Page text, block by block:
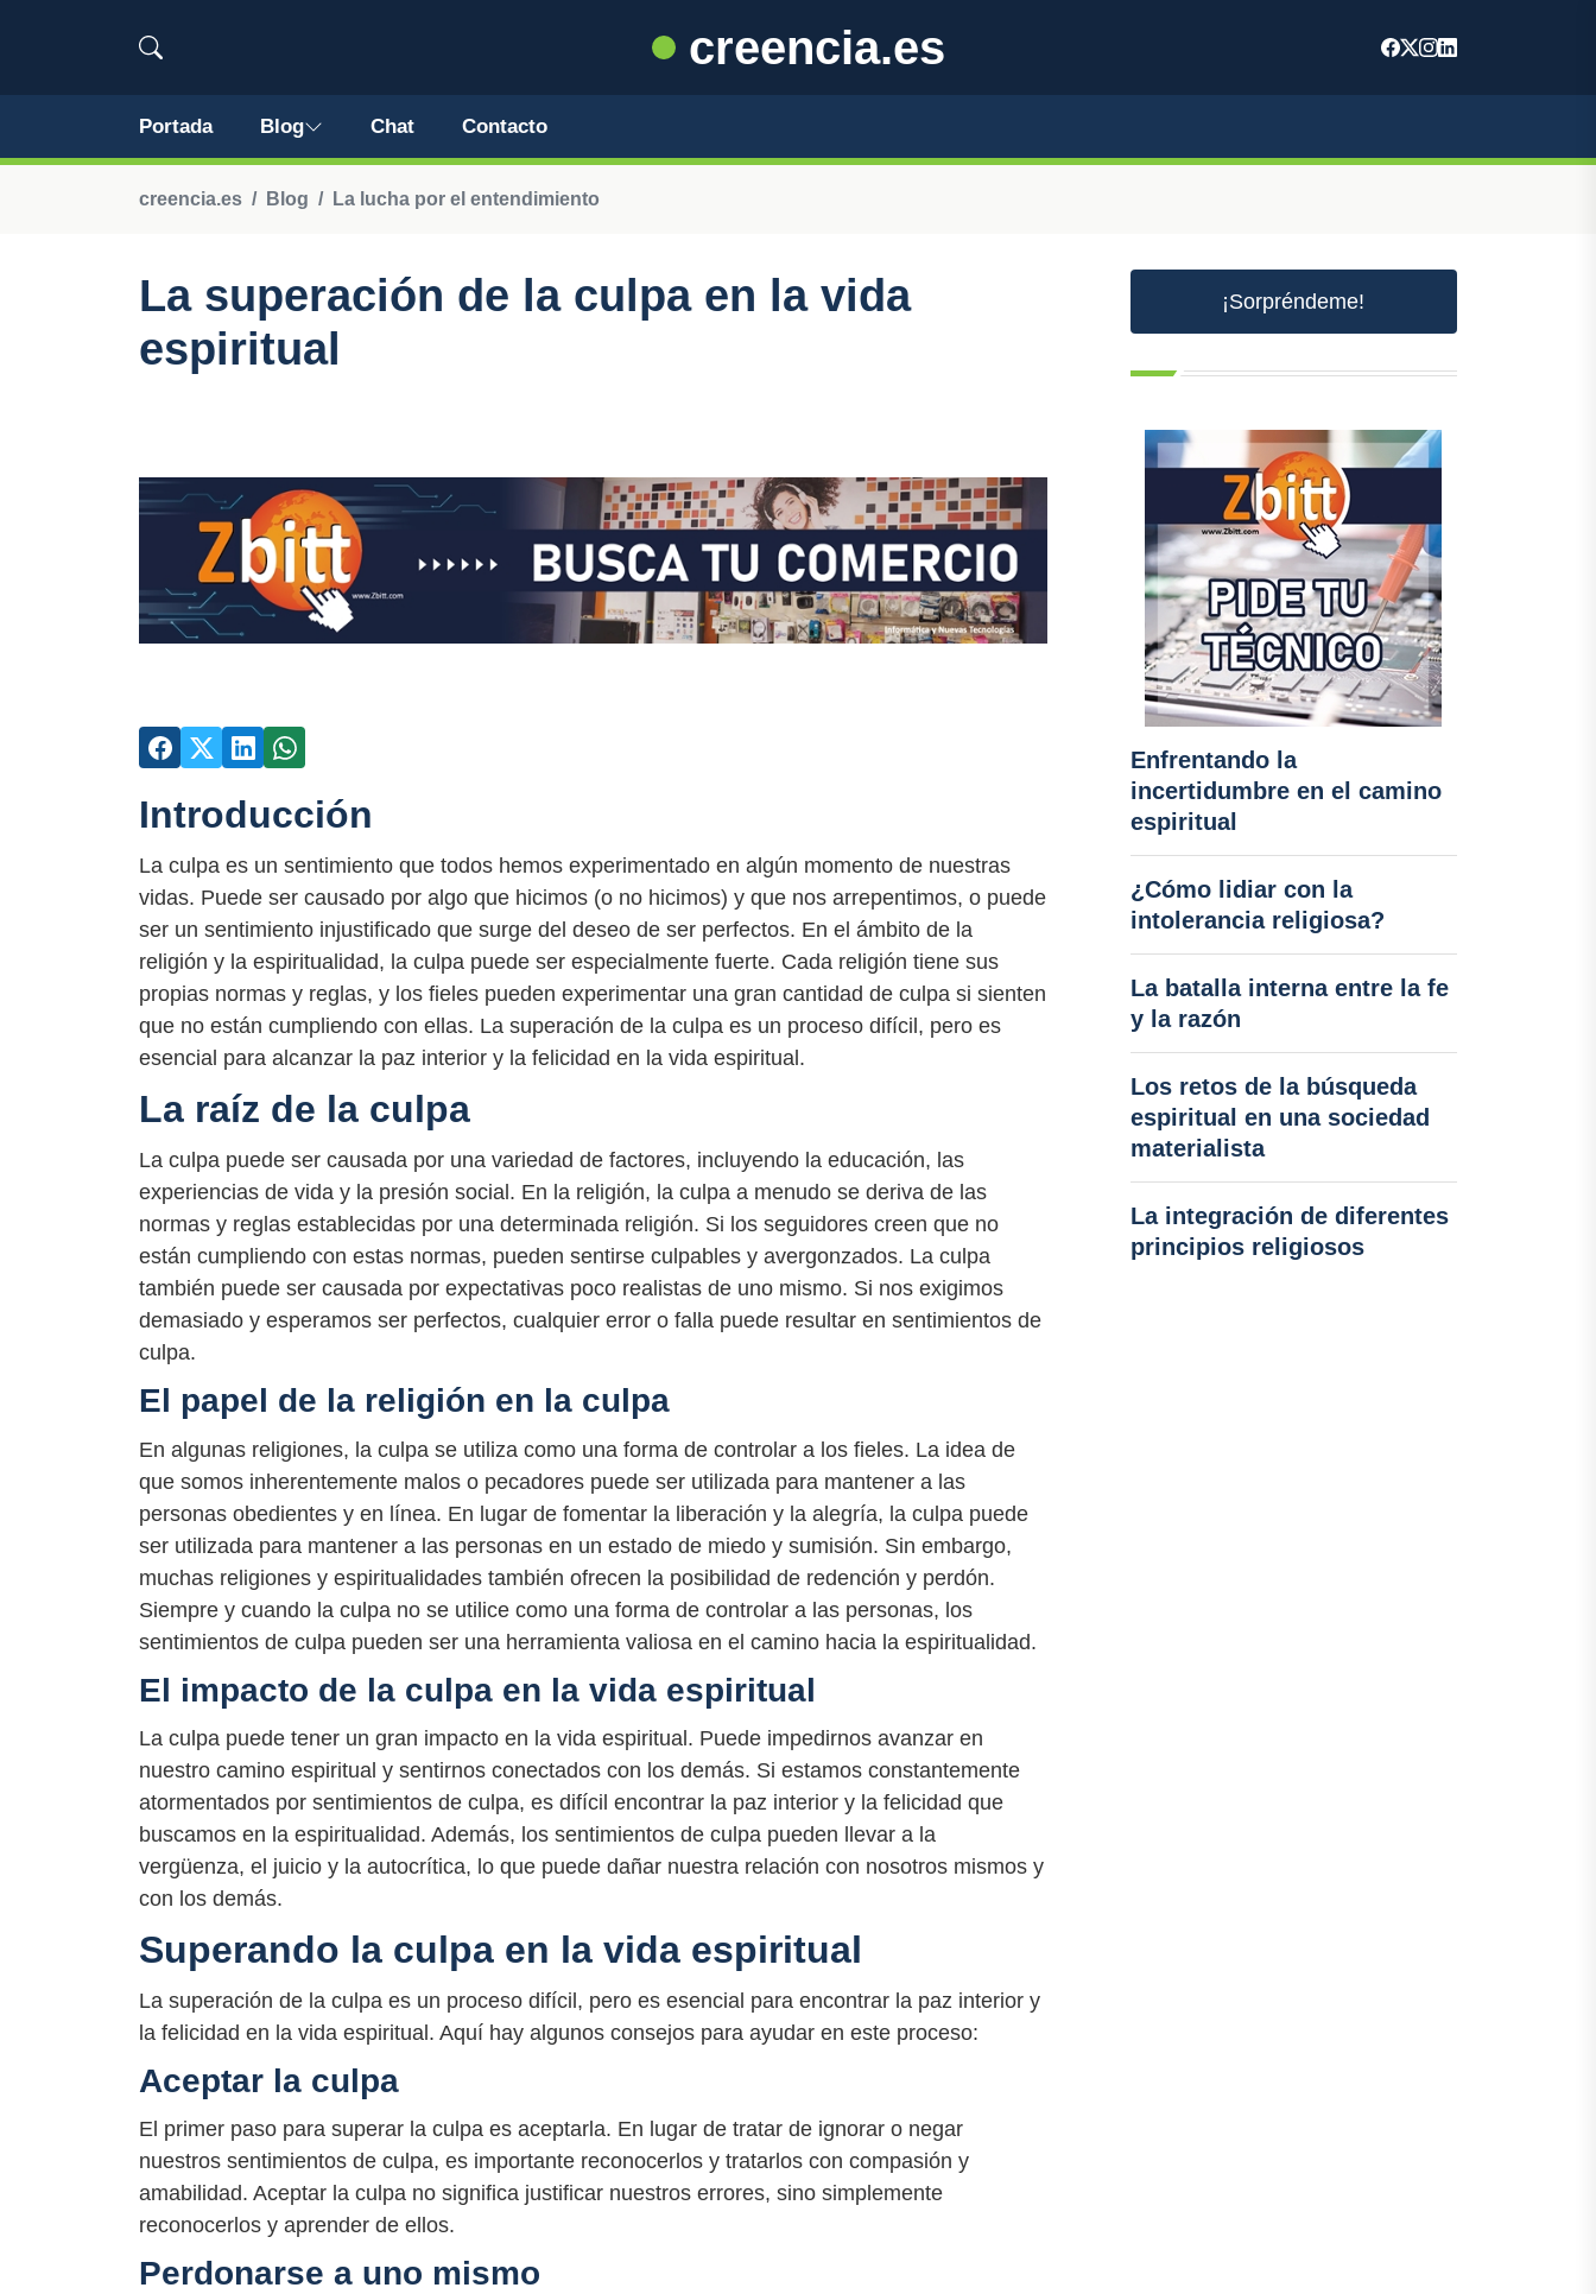
creencia.es
Portada Blog Chat Contacto
creencia.es Blog La lucha por el entendimiento
La superación de la culpa en la vida
espiritual
Introducción
La culpa es un sentimiento que todos hemos experimentado en algún momento de nuestras
vidas. Puede ser causado por algo que hicimos (o no hicimos) y que nos arrepentimos, o puede
ser un sentimiento injustificado que surge del deseo de ser perfectos. En el ámbito de la
religión y la espiritualidad, la culpa puede ser especialmente fuerte. Cada religión tiene sus
propias normas y reglas, y los fieles pueden experimentar una gran cantidad de culpa si sienten
que no están cumpliendo con ellas. La superación de la culpa es un proceso difícil, pero es
esencial para alcanzar la paz interior y la felicidad en la vida espiritual.
La raíz de la culpa
La culpa puede ser causada por una variedad de factores, incluyendo la educación, las
experiencias de vida y la presión social. En la religión, la culpa a menudo se deriva de las
normas y reglas establecidas por una determinada religión. Si los seguidores creen que no
están cumpliendo con estas normas, pueden sentirse culpables y avergonzados. La culpa
también puede ser causada por expectativas poco realistas de uno mismo. Si nos exigimos
demasiado y esperamos ser perfectos, cualquier error o falla puede resultar en sentimientos de
culpa.
El papel de la religión en la culpa
En algunas religiones, la culpa se utiliza como una forma de controlar a los fieles. La idea de
que somos inherentemente malos o pecadores puede ser utilizada para mantener a las
personas obedientes y en línea. En lugar de fomentar la liberación y la alegría, la culpa puede
ser utilizada para mantener a las personas en un estado de miedo y sumisión. Sin embargo,
muchas religiones y espiritualidades también ofrecen la posibilidad de redención y perdón.
Siempre y cuando la culpa no se utilice como una forma de controlar a las personas, los
sentimientos de culpa pueden ser una herramienta valiosa en el camino hacia la espiritualidad.
El impacto de la culpa en la vida espiritual
La culpa puede tener un gran impacto en la vida espiritual. Puede impedirnos avanzar en
nuestro camino espiritual y sentirnos conectados con los demás. Si estamos constantemente
atormentados por sentimientos de culpa, es difícil encontrar la paz interior y la felicidad que
buscamos en la espiritualidad. Además, los sentimientos de culpa pueden llevar a la
vergüenza, el juicio y la autocrítica, lo que puede dañar nuestra relación con nosotros mismos y
con los demás.
Superando la culpa en la vida espiritual
La superación de la culpa es un proceso difícil, pero es esencial para encontrar la paz interior y
la felicidad en la vida espiritual. Aquí hay algunos consejos para ayudar en este proceso:
Aceptar la culpa
El primer paso para superar la culpa es aceptarla. En lugar de tratar de ignorar o negar
nuestros sentimientos de culpa, es importante reconocerlos y tratarlos con compasión y
amabilidad. Aceptar la culpa no significa justificar nuestros errores, sino simplemente
reconocerlos y aprender de ellos.
Perdonarse a uno mismo
¡Sorpréndeme!
Enfrentando la
incertidumbre en el camino
espiritual
¿Cómo lidiar con la
intolerancia religiosa?
La batalla interna entre la fe
y la razón
Los retos de la búsqueda
espiritual en una sociedad
materialista
La integración de diferentes
principios religiosos